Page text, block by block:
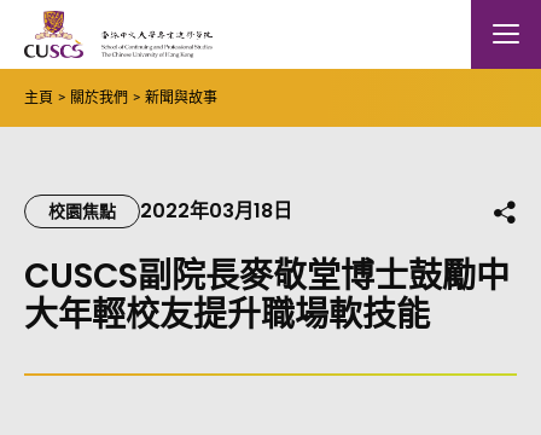
Skip to main content
The Chinese Univeristy of hong Kong Mobile
主頁 關於我們 新聞與故事
校園焦點 2022年03月18日 分
CUSCS副院長麥敬堂博士鼓勵中
大年輕校友提升職場軟技能